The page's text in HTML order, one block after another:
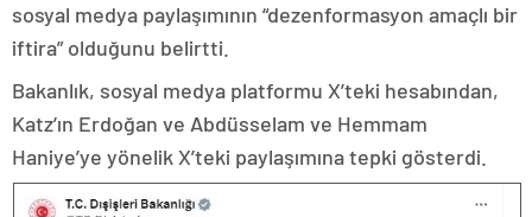
sosyal medya paylaşımının “dezenformasyon amaçlı bir
iftira” olduğunu belirtti.
Bakanlık, sosyal medya platformu X’teki hesabından,
Katz’ın Erdoğan ve Abdüsselam ve Hemmam
Haniye’ye yönelik X’teki paylaşımına tepki gösterdi.